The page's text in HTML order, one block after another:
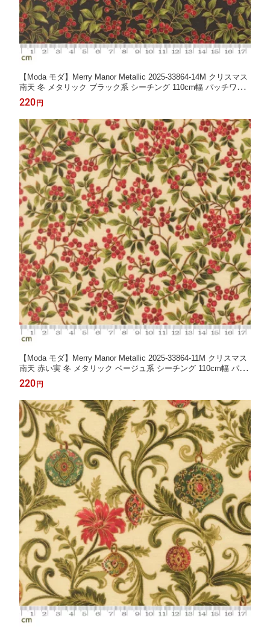
【Moda モダ】Merry Manor Metallic 2025-33864-14M クリスマス
南天 冬 メタリック ブラック系 シーチング 110cm幅 パッチワー
ク ハンドメイド【10cm単位販売】 (3A-05-1)
220 円
【Moda モダ】Merry Manor Metallic 2025-33864-11M クリスマス
南天 赤い実 冬 メタリック ベージュ系 シーチング 110cm幅 パッ
チワーク ハンドメイド【10cm単位販売】 (3A-05-1)
220 円